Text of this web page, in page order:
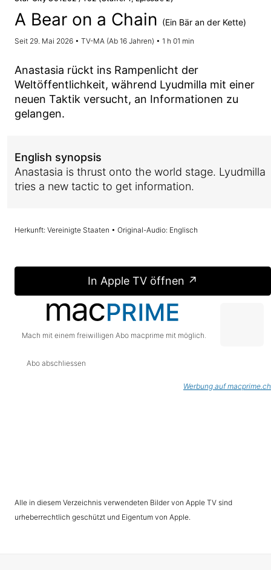
A Bear on a Chain (Ein Bär an der Kette)
Seit 29. Mai 2026 • TV-MA (Ab 16 Jahren) • 1 h 01 min
Anastasia rückt ins Rampenlicht der
Weltöffentlichkeit, während Lyudmilla mit einer
neuen Taktik versucht, an Informationen zu
gelangen.
English synopsis
Anastasia is thrust onto the world stage. Lyudmilla
tries a new tactic to get information.
Herkunft: Vereinigte Staaten • Original-Audio: Englisch
In Apple TV öffnen ↗
Mach mit einem freiwilligen Abo macprime mit möglich.
Abo abschliessen
Werbung auf macprime.ch
Alle in diesem Verzeichnis verwendeten Bilder von Apple TV sind
urheberrechtlich geschützt und Eigentum von Apple.